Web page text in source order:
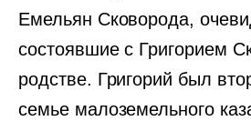
Емельян Сковорода,
состоявшие с Григорием
родстве. Григорий был
семье малоземельного